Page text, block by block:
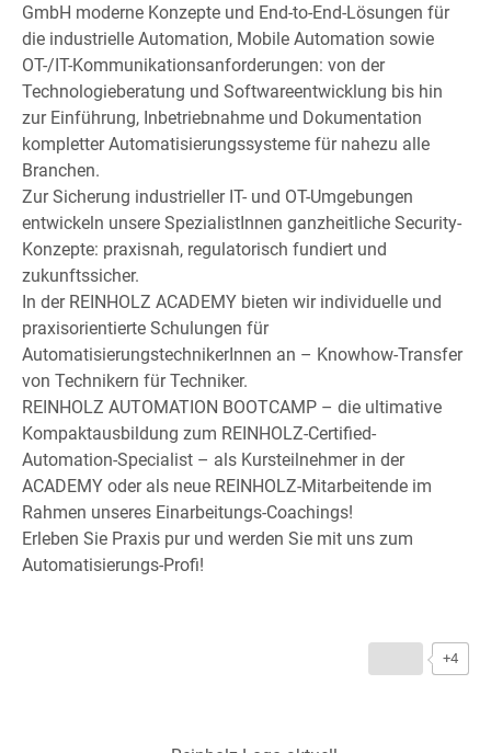
GmbH moderne Konzepte und End-to-End-Lösungen für
die industrielle Automation, Mobile Automation sowie
OT-/IT-Kommunikationsanforderungen: von der
Technologieberatung und Softwareentwicklung bis hin
zur Einführung, Inbetriebnahme und Dokumentation
kompletter Automatisierungssysteme für nahezu alle
Branchen.
Zur Sicherung industrieller IT- und OT-Umgebungen
entwickeln unsere SpezialistInnen ganzheitliche Security-
Konzepte: praxisnah, regulatorisch fundiert und
zukunftssicher.
In der REINHOLZ ACADEMY bieten wir individuelle und
praxisorientierte Schulungen für
AutomatisierungstechnikerInnen an – Knowhow-Transfer
von Technikern für Techniker.
REINHOLZ AUTOMATION BOOTCAMP – die ultimative
Kompaktausbildung zum REINHOLZ-Certified-
Automation-Specialist – als Kursteilnehmer in der
ACADEMY oder als neue REINHOLZ-Mitarbeitende im
Rahmen unseres Einarbeitungs-Coachings!
Erleben Sie Praxis pur und werden Sie mit uns zum
Automatisierungs-Profi!
+4